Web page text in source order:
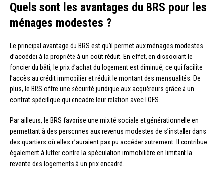
Quels sont les avantages du BRS pour les
ménages modestes ?
Le principal avantage du BRS est qu’il permet aux ménages modestes
d’accéder à la propriété à un coût réduit. En effet, en dissociant le
foncier du bâti, le prix d’achat du logement est diminué, ce qui facilite
l’accès au crédit immobilier et réduit le montant des mensualités. De
plus, le BRS offre une sécurité juridique aux acquéreurs grâce à un
contrat spécifique qui encadre leur relation avec l’OFS.
Par ailleurs, le BRS favorise une mixité sociale et générationnelle en
permettant à des personnes aux revenus modestes de s’installer dans
des quartiers où elles n’auraient pas pu accéder autrement. Il contribue
également à lutter contre la spéculation immobilière en limitant la
revente des logements à un prix encadré.